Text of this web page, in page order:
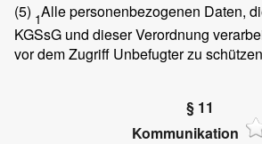
(5) 1Alle personenbezogenen Daten,
KGSsG und dieser Verordnung
vor dem Zugriff Unbefugter zu
§ 11
Kommunikation